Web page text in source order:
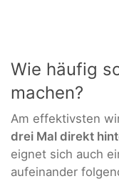
Wie häufig
machen?
Am effektivsten
drei Mal direkt
eignet sich auch
aufeinander